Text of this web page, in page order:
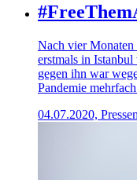
Nach vier
erstmals in
gegen ihn war
Pandemie
04.07.2020,